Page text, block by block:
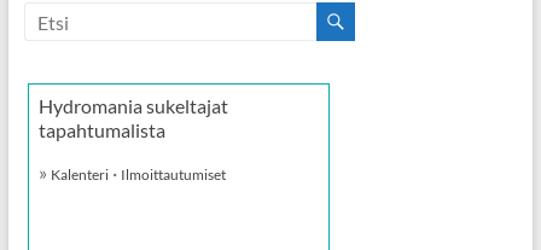
Hydromania sukeltajat
tapahtumalista
» Kalenteri· Ilmoittautumiset